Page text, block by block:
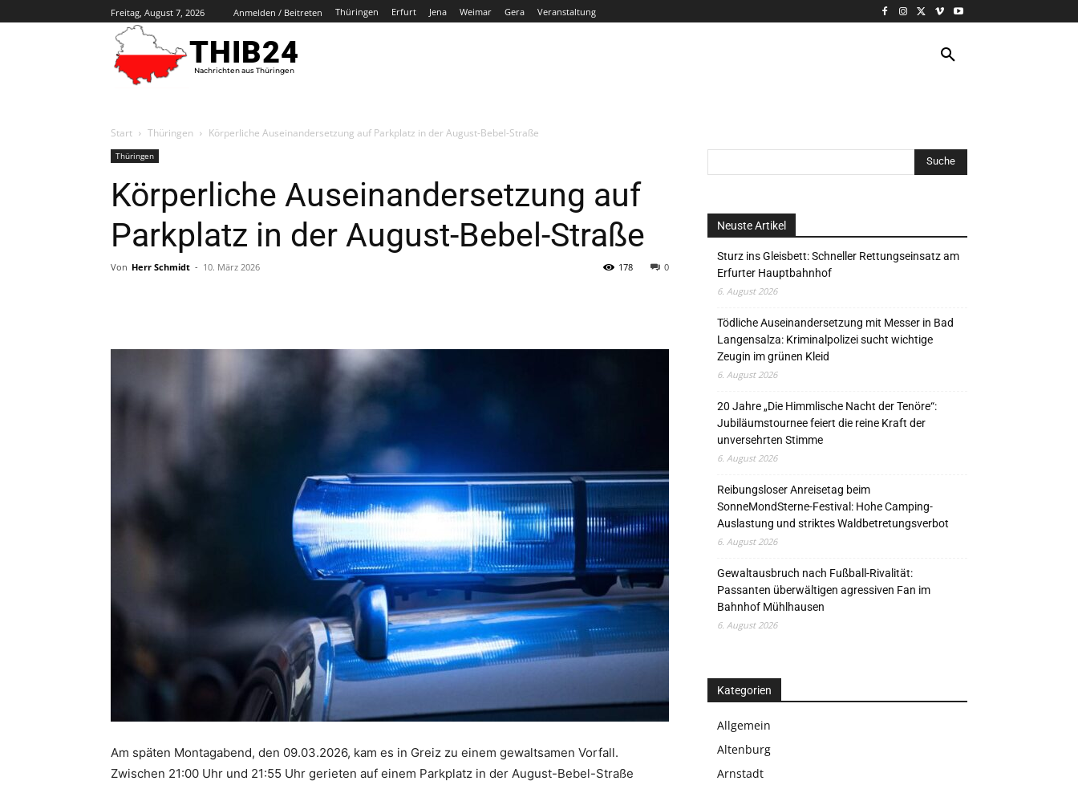
Freitag, August 7, 2026 Anmelden / Beitreten Thüringen Erfurt Jena Weimar Gera Veranstaltung
THIB24
Nachrichten aus Thüringen
Start Thüringen Körperliche Auseinandersetzung auf Parkplatz in der August-Bebel-Straße
Thüringen
Körperliche Auseinandersetzung auf
Parkplatz in der August-Bebel-Straße
Von Herr Schmidt - 10. März 2026 0
178
Am späten Montagabend, den 09.03.2026, kam es in Greiz zu einem gewaltsamen Vorfall.
Zwischen 21:00 Uhr und 21:55 Uhr gerieten auf einem Parkplatz in der August-Bebel-Straße
Neuste Artikel
Sturz ins Gleisbett: Schneller Rettungseinsatz am
Erfurter Hauptbahnhof
6. August 2026
Tödliche Auseinandersetzung mit Messer in Bad
Langensalza: Kriminalpolizei sucht wichtige
Zeugin im grünen Kleid
6. August 2026
20 Jahre „Die Himmlische Nacht der Tenöre“:
Jubiläumstournee feiert die reine Kraft der
unversehrten Stimme
6. August 2026
Reibungsloser Anreisetag beim
SonneMondSterne-Festival: Hohe Camping-
Auslastung und striktes Waldbetretungsverbot
6. August 2026
Gewaltausbruch nach Fußball-Rivalität:
Passanten überwältigen agressiven Fan im
Bahnhof Mühlhausen
6. August 2026
Kategorien
Allgemein
Altenburg
Arnstadt